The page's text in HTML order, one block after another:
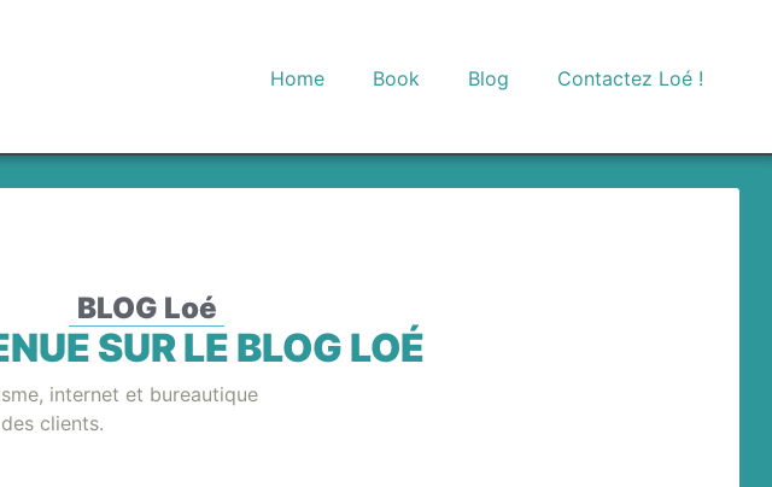
Home Book Blog Contactez Loé !
BLOG Loé
SUR LE BLOG LOÉ
internet et bureautique
clients.